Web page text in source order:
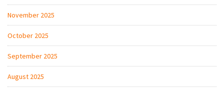
November 2025
October 2025
September 2025
August 2025